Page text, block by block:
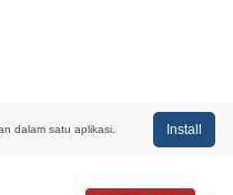
dalam satu aplikasi. Install